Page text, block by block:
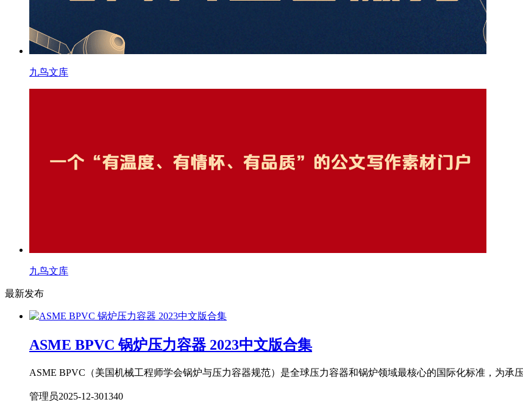
九鸟文库
九鸟文库
最新发布
ASME BPVC 锅炉压力容器 2023中文版合集
ASME BPVC（美国机械工程师学会锅炉与压力容器规范）是全球压力容器和锅炉领域最核心的国际化标准，为承
管理员2025-12-301340